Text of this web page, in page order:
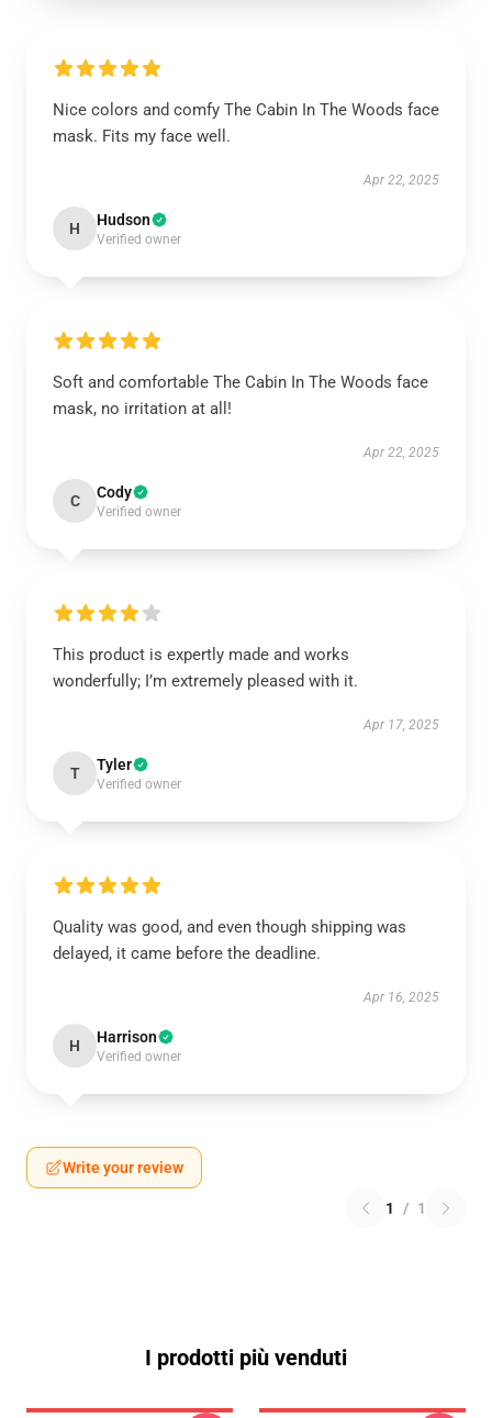
Nice colors and comfy The Cabin In The Woods face
mask. Fits my face well.
Apr 22, 2025
H Hudson
Verified owner
Soft and comfortable The Cabin In The Woods face
mask, no irritation at all!
Apr 22, 2025
C Cody
Verified owner
This product is expertly made and works
wonderfully; I’m extremely pleased with it.
Apr 17, 2025
T Tyler
Verified owner
Quality was good, and even though shipping was
delayed, it came before the deadline.
Apr 16, 2025
H Harrison
Verified owner
Write your review
1 / 1
I prodotti più venduti